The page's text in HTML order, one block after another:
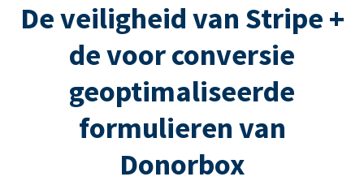
De veiligheid van Stripe +
de voor conversie
geoptimaliseerde
formulieren van
Donorbox